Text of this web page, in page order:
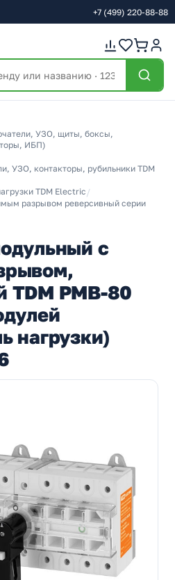
+7 (499) 220-88-88
УЗО, щиты, боксы,
ИБП)
УЗО, контакторы, рубильники TDM
TDM Electric /
разрывом реверсивный серии
с
TDM РМВ-80
нагрузки)